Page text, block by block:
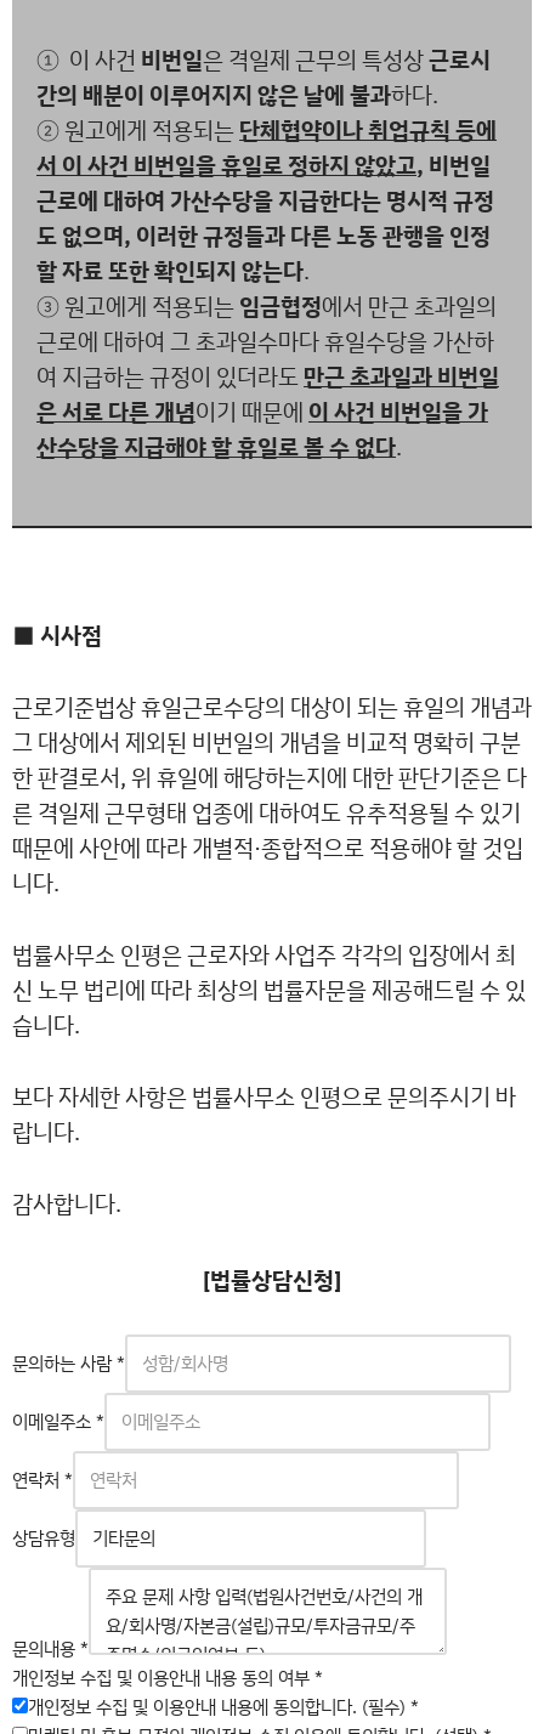
① 이 사건 비번일은 격일제 근무의 특성상근로시
간의 배분이 이루어지지 않은 날에 불과하다.
② 원고에게 적용되는단체협약이나 취업규칙 등에
서 이 사건 비번일을 휴일로 정하지 않았고, 비번일
근로에 대하여 가산수당을 지급한다는 명시적 규정
도 없으며, 이러한 규정들과 다른 노동 관행을 인정
할 자료 또한 확인되지 않는다.
③ 원고에게 적용되는임금협정에서 만근 초과일의
근로에 대하여 그 초과일수마다 휴일수당을 가산하
여 지급하는 규정이 있더라도만근 초과일과 비번일
은 서로 다른 개념이기 때문에 이 사건 비번일을 가
산수당을 지급해야 할 휴일로 볼 수 없다.
■ 시사점
근로기준법상 휴일근로수당의 대상이 되는 휴일의 개념과
그 대상에서 제외된 비번일의 개념을 비교적 명확히 구분
한 판결로서, 위 휴일에 해당하는지에 대한 판단기준은 다
른 격일제 근무형태 업종에 대하여도 유추적용될 수 있기
때문에 사안에 따라 개별적·종합적으로 적용해야 할 것입
니다.
법률사무소 인평은 근로자와 사업주 각각의 입장에서 최
신 노무 법리에 따라 최상의 법률자문을 제공해드릴 수 있
습니다.
보다 자세한 사항은 법률사무소 인평으로 문의주시기 바
랍니다.
감사합니다.
[법률상담신청]
문의하는 사람*
이메일주소*
연락처 *
상담유형
하
는
사
람
문의내용*
개인정보 수집 및 이용안내 내용 동의 여부*
개인정보 수집 및 이용안내 내용에 동의합니다. (필수) *